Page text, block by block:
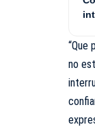
“Que
no